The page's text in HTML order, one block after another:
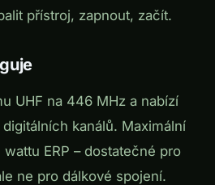
přístroj, zapnout, začít.
UHF na 446 MHz a nabízí
kanálů. Maximální
ERP – dostatečné pro
ne pro dálkové spojení.